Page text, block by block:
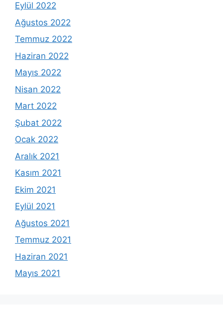
Eylül 2022
Ağustos 2022
Temmuz 2022
Haziran 2022
Mayıs 2022
Nisan 2022
Mart 2022
Şubat 2022
Ocak 2022
Aralık 2021
Kasım 2021
Ekim 2021
Eylül 2021
Ağustos 2021
Temmuz 2021
Haziran 2021
Mayıs 2021